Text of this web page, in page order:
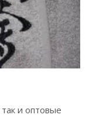
и оптовые